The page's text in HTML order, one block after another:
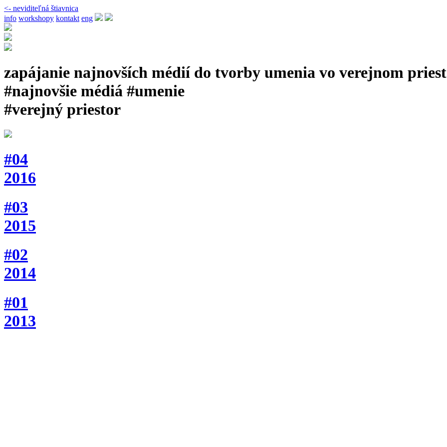
<- neviditeľná štiavnica
info workshopy kontakt eng
zapájanie najnovších médií do tvorby umenia vo verejnom
#najnovšie médiá #umenie
#verejný priestor
#04
2016
#03
2015
#02
2014
#01
2013